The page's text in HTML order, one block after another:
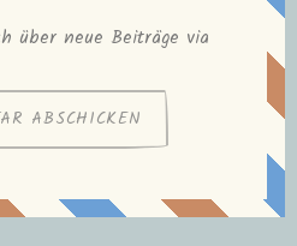
über neue Beiträge via